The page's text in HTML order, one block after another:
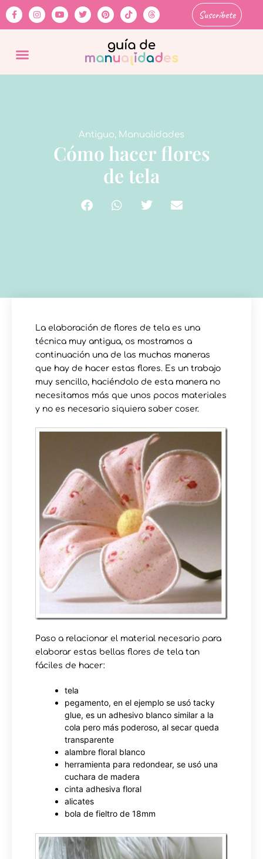
Suscríbete
Antiguo, Manualidades
Cómo hacer flores
de tela
La elaboración de flores de tela es una
técnica muy antigua, os mostramos a
continuación una de las muchas maneras
que hay de hacer estas flores. Es un trabajo
muy sencillo, haciéndolo de esta manera no
necesitamos más que unos pocos materiales
y no es necesario siquiera saber coser.
Paso a relacionar el material necesario para
elaborar estas bellas flores de tela tan
fáciles de hacer:
tela
pegamento, en el ejemplo se usó tacky
glue, es un adhesivo blanco similar a la
cola pero más poderoso, al secar queda
transparente
alambre floral blanco
herramienta para redondear, se usó una
cuchara de madera
cinta adhesiva floral
alicates
bola de fieltro de 18mm